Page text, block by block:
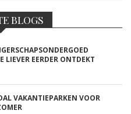
BLOGS
LIEVER EERDER ONTDEKT
VAKANTIEPARKEN VOOR